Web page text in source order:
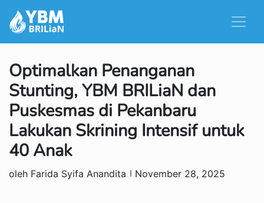
Optimalkan Penanganan
Stunting, YBM BRILiaN dan
Puskesmas di Pekanbaru
Lakukan Skrining Intensif untuk
40 Anak
oleh Farida Syifa Anandita November 28, 2025